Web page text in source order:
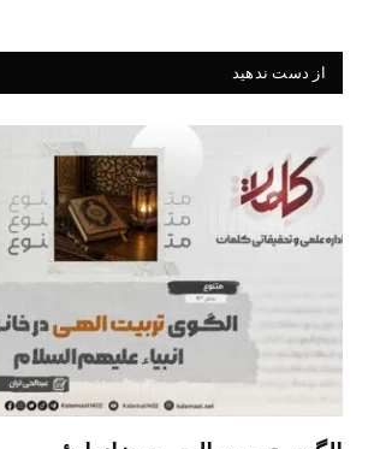
از دست ندهید